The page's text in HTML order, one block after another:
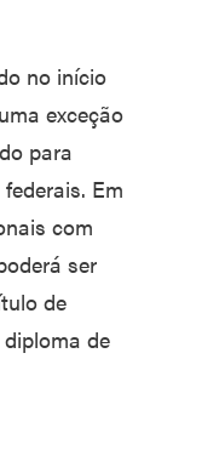
no início
exceção
para
Em
com
ser
de
de